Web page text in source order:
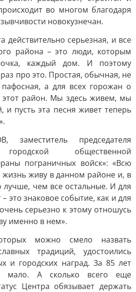
во многом благодаря
новокузнечан.
серьезная, и все
района – это люди, которым
каждый дом. И поэтому
про это. Простая, обычная, не
а для всех горожан о
этот район. Мы здесь живем, мы
и пусть эта песня живет теперь
заместитель председателя
городской общественной
пограничных войск»: «Всю
жизнь живу в данном районе и, в
лучше, чем все остальные. И для
это знаковое событие, как и для
серьезно к этому отношусь
именно в нем».
можно смело назвать
традиций, удостоились
и городских наград. За 85 лет
мало. А сколько всего еще
Центра обязывает держать